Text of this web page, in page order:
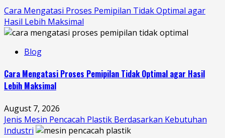
Cara Mengatasi Proses Pemipilan Tidak Optimal agar
Hasil Lebih Maksimal
Blog
Cara Mengatasi Proses Pemipilan Tidak Optimal agar Hasil
Lebih Maksimal
August 7, 2026
Jenis Mesin Pencacah Plastik Berdasarkan Kebutuhan
Industri